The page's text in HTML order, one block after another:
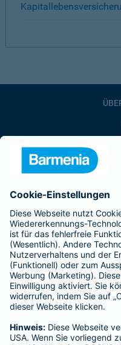
Barmenia ist
Kranken-